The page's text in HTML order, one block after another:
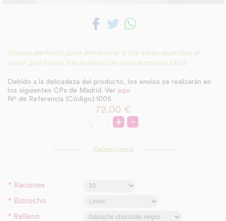
Regalo perfecto para demostrar a tus seres queridos el
amor que tienes hacía ellos con esta amorosa tarta
Debido a la delicadeza del producto, los envíos se realizarán en
los siguientes CPs de Madrid. Ver aquí
Nº de Referencia (Código):1005
72.00 €
Selecciona
* Raciones
* Bizcocho
* Relleno